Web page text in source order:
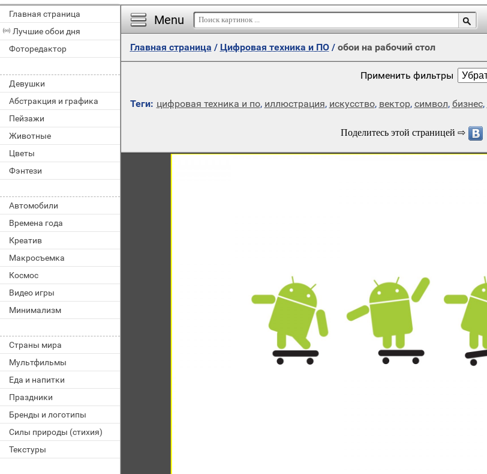
Главная страница
Лучшие обои дня
Фоторедактор
Девушки
Абстракция и графика
Пейзажи
Животные
Цветы
Фэнтези
Автомобили
Времена года
Креатив
Макросъемка
Космос
Видео игры
Минимализм
Страны мира
Мультфильмы
Еда и напитки
Праздники
Бренды и логотипы
Силы природы (стихия)
Текстуры
Menu
Главная страница / Цифровая техника и ПО/ обои на рабочий стол
Применить фильтры
Теги: цифровая техника и по, иллюстрация, искусство, вектор, символ, бизнес,